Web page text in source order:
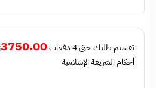
في القطعه
تقسيم طلبك حتى 4 دفعات 3750.00
أحكام الشريعة الإسلامية